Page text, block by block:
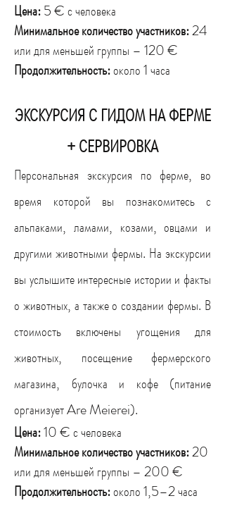
Цена:5 € с человека
Минимальное количество участников:24
или для меньшей группы – 120 €
Продолжительность:около 1 часа
ЭКСКУРСИЯ С ГИДОМ НА ФЕРМЕ
+ СЕРВИРОВКА
Персональная экскурсия по ферме, во
время которой вы познакомитесь с
альпаками, ламами, козами, овцами и
другими животными фермы. На экскурсии
вы услышите интересные истории и факты
о животных, а также о создании фермы. В
стоимость включены угощения для
животных, посещение фермерского
магазина, булочка и кофе (питание
организует Are Meierei).
Цена:10 € с человека
Минимальное количество участников:20
или для меньшей группы – 200 €
Продолжительность:около 1,5–2 часа